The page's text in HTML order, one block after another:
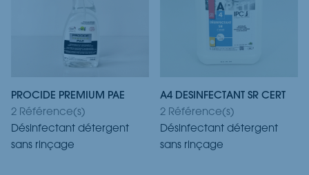
PROCIDE PREMIUM PAE
2 Référence(s)
Désinfectant détergent
sans rinçage
A4 DESINFECTANT SR CERT
2 Référence(s)
Désinfectant détergent
sans rinçage